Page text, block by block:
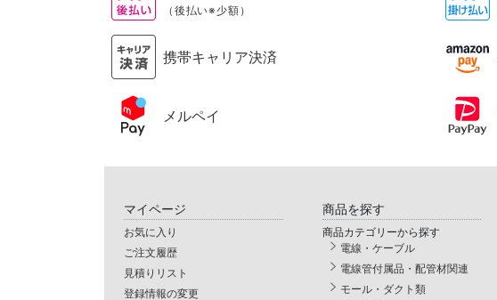
（後払い※少額）
携帯キャリア決済
メルペイ
マイページ
お気に入り
ご注文履歴
見積りリスト
登録情報の変更
商品を探す
商品カテゴリーから探す
電線・ケーブル
電線管付属品・配管材関連
モール・ダクト類